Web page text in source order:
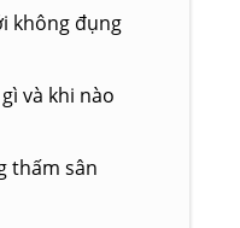
không đụng
và khi nào
thấm sân